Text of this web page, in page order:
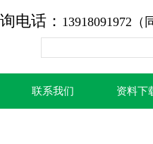
电话： 13918091972（
联系我们 资料下